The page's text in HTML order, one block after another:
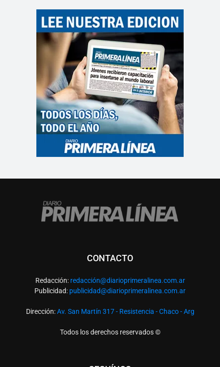
CONTACTO
Redacción: redacción@diarioprimeralinea.com.ar
Publicidad: publicidad@diarioprimeralinea.com.ar
Dirección:Av. San Martín 317 - Resistencia - Chaco - Arg
Todos los derechos reservados ©